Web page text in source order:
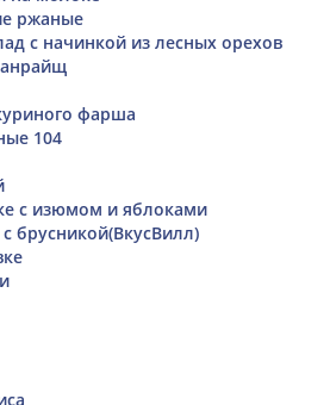
ржаные
с начинкой из лесных орехов
фарша
104
с изюмом и яблоками
брусникой(ВкусВилл)